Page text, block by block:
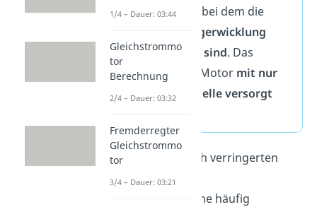
Gleichstrommotor
bei dem die
Anker und die Erregerwicklung
parallel geschalten sind. Das
bedeutet, dass der Motor mit nur
einer Spannungsquelle versorgt
Aufgrund des dadurch verringerten
Bauraums findet die
Nebenschlussmaschine häufig
1/4 – Dauer: 03:44
Gleichstrommo
tor
Berechnung
2/4 – Dauer: 03:32
Fremderregter
Gleichstrommo
tor
3/4 – Dauer: 03:21